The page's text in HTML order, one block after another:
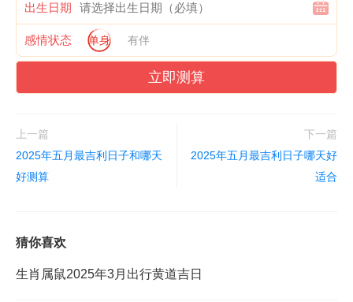
出生日期
感情状态 单身 有伴
立即测算
上一篇
2025年五月最吉利日子和哪天
好测算
下一篇
2025年五月最吉利日子哪天好
适合
猜你喜欢
生肖属鼠2025年3月出行黄道吉日